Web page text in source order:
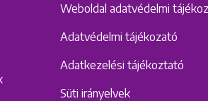
Weboldal adatvédelmi
Adatvédelmi tájékozató
Adatkezelési tájékoztató
Süti irányelvek